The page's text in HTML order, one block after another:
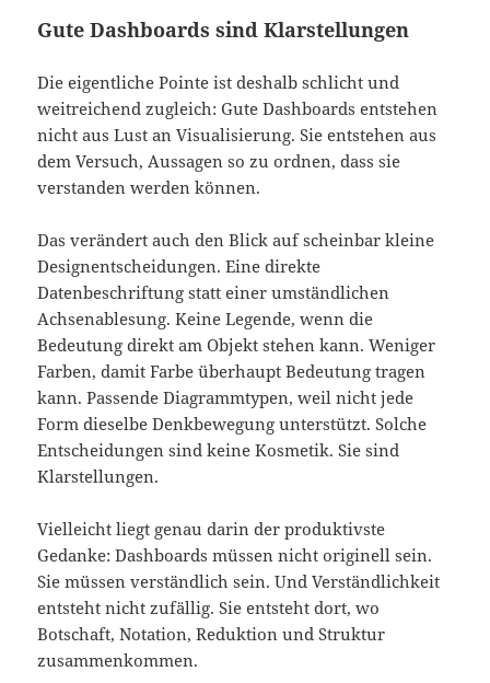
Gute Dashboards sind Klarstellungen
Die eigentliche Pointe ist deshalb schlicht und
weitreichend zugleich: Gute Dashboards entstehen
nicht aus Lust an Visualisierung. Sie entstehen aus
dem Versuch, Aussagen so zu ordnen, dass sie
verstanden werden können.
Das verändert auch den Blick auf scheinbar kleine
Designentscheidungen. Eine direkte
Datenbeschriftung statt einer umständlichen
Achsenablesung. Keine Legende, wenn die
Bedeutung direkt am Objekt stehen kann. Weniger
Farben, damit Farbe überhaupt Bedeutung tragen
kann. Passende Diagrammtypen, weil nicht jede
Form dieselbe Denkbewegung unterstützt. Solche
Entscheidungen sind keine Kosmetik. Sie sind
Klarstellungen.
Vielleicht liegt genau darin der produktivste
Gedanke: Dashboards müssen nicht originell sein.
Sie müssen verständlich sein. Und Verständlichkeit
entsteht nicht zufällig. Sie entsteht dort, wo
Botschaft, Notation, Reduktion und Struktur
zusammenkommen.